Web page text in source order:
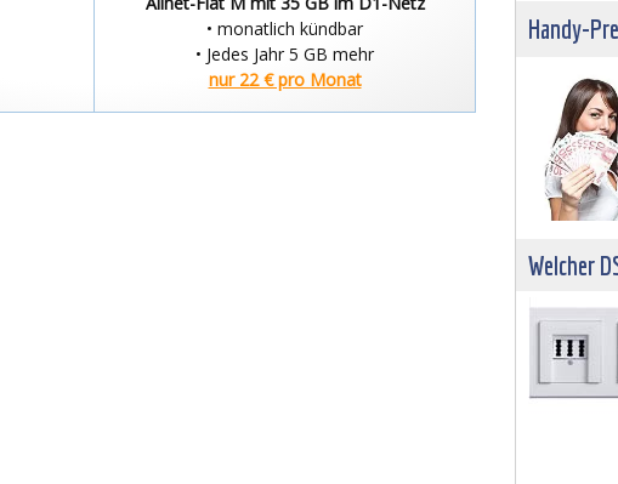
• monatlich kündbar
• Jedes Jahr 5 GB mehr
nur 22 € pro Monat
Handy-
Welcher